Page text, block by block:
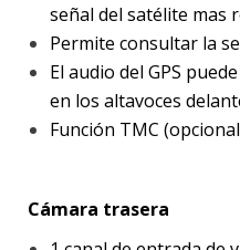
señal del satélite mas
Permite consultar la
El audio del GPS
en los altavoces
Función TMC
Cámara trasera